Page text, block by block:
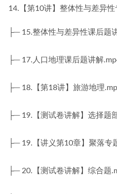
14.【第10讲】整体性与差异性
├─ 15.整体性与差异性课后题
├─ 17.人口地理课后题讲解
├─ 18.【第18讲】旅游地理
├─ 19.【测试卷讲解】选择题
├─ 19.【讲义第10章】聚落专
├─ 20.【测试卷讲解】综合题